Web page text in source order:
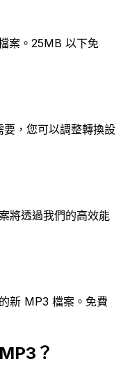
案。25MB 以下免
，您可以調整轉換設
將透過我們的高效能
新 MP3 檔案。免費
？